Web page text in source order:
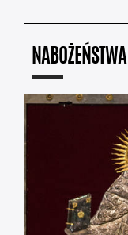
NABOŻEŃSTWA